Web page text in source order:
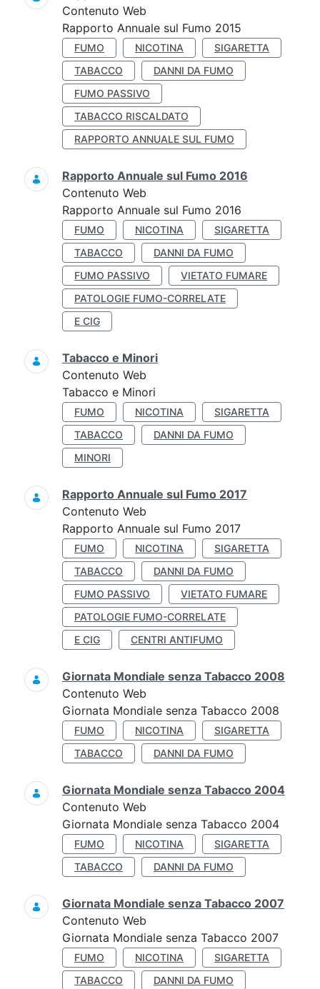
Contenuto Web
Rapporto Annuale sul Fumo 2015
FUMO NICOTINA
SIGARETTA
TABACCO
DANNI DA FUMO
FUMO PASSIVO
TABACCO RISCALDATO
RAPPORTO ANNUALE SUL FUMO
Rapporto Annuale sul Fumo 2016
Contenuto Web
Rapporto Annuale sul Fumo 2016
FUMO NICOTINA
SIGARETTA
TABACCO
DANNI DA FUMO
FUMO PASSIVO
VIETATO FUMARE
PATOLOGIE FUMO-CORRELATE
E CIG
Tabacco e Minori
Contenuto Web
Tabacco e Minori
FUMO NICOTINA
SIGARETTA
TABACCO
DANNI DA FUMO
MINORI
Rapporto Annuale sul Fumo 2017
Contenuto Web
Rapporto Annuale sul Fumo 2017
FUMO NICOTINA
SIGARETTA
TABACCO
DANNI DA FUMO
FUMO PASSIVO
VIETATO FUMARE
PATOLOGIE FUMO-CORRELATE
E CIG
CENTRI ANTIFUMO
Giornata Mondiale senza Tabacco 2008
Contenuto Web
Giornata Mondiale senza Tabacco 2008
FUMO NICOTINA
SIGARETTA
TABACCO
DANNI DA FUMO
Giornata Mondiale senza Tabacco 2004
Contenuto Web
Giornata Mondiale senza Tabacco 2004
FUMO NICOTINA
SIGARETTA
TABACCO
DANNI DA FUMO
Giornata Mondiale senza Tabacco 2007
Contenuto Web
Giornata Mondiale senza Tabacco 2007
FUMO NICOTINA
SIGARETTA
TABACCO
DANNI DA FUMO